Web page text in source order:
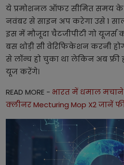
ये प्रमोशनल ऑफर सीमित समय के
नवंबर से साइन अप करेगा उसे 1
इस में मौजूदा चैटजीपीटी गो यूजर्स
बस थोड़ी सी वेरिफिकेशन करनी
से लॉन्च हो चुका था लेकिन अब
यूज करेंगे।
READ MORE - भारत में धमाल
क्लीनर Mecturing Mop X2 जानें